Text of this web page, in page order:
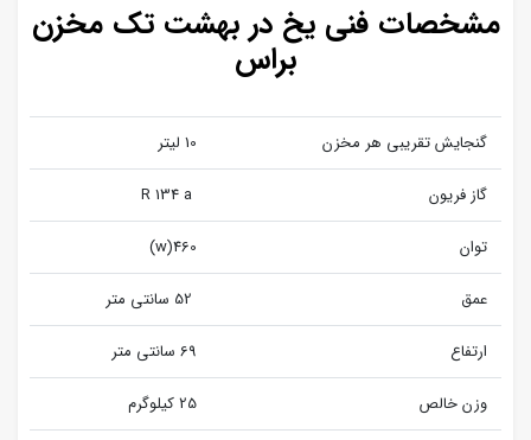
مشخصات فنی یخ در بهشت تک مخزن
براس
گنجایش تقریبی هر مخزن 10 لیتر
گاز فریون
توان 460(w)
عمق
ارتفاع 69 سانتی متر
وزن خالص 25 کیلوگرم